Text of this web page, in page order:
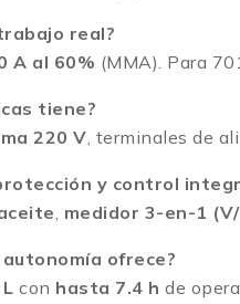
real?
A al 60% (MMA). Para
tiene?
220 V, terminales de
y control
, medidor 3-en-1
ofrece?
con hasta 7.4 h de